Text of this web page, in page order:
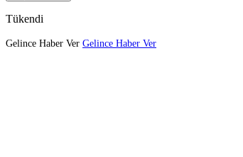
Tükendi
Gelince Haber Ver Gelince Haber Ver